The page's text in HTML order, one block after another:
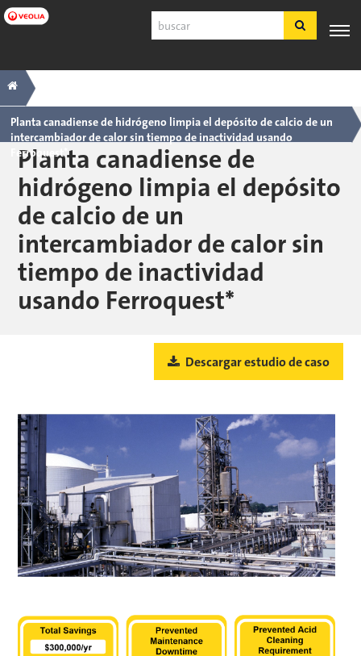
Ir
a
Buscar
Navegación
principal
EXPERIENCIA
Español
SDS
COA
Nosotros
Empleos
Registrarse
Ingresar
Contáctenos
Breadcrumb
Planta canadiense de hidrógeno limpia el depósito de calcio de un
intercambiador de calor sin tiempo de inactividad usando
Ferroquest*
Planta canadiense de
hidrógeno limpia el depósito
de calcio de un
intercambiador de calor sin
tiempo de inactividad
usando Ferroquest*
Descargar estudio de caso